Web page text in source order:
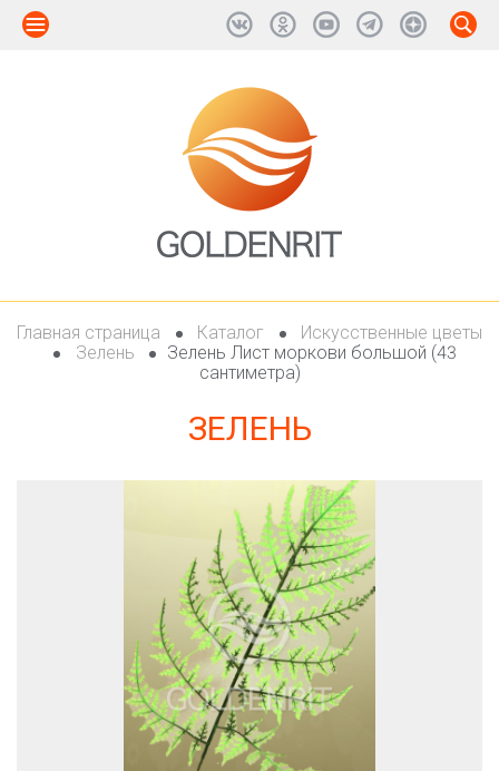
Главная страница Каталог
Искусственные цветы
Зелень
Зелень Лист моркови большой (43
сантиметра)
ЗЕЛЕНЬ